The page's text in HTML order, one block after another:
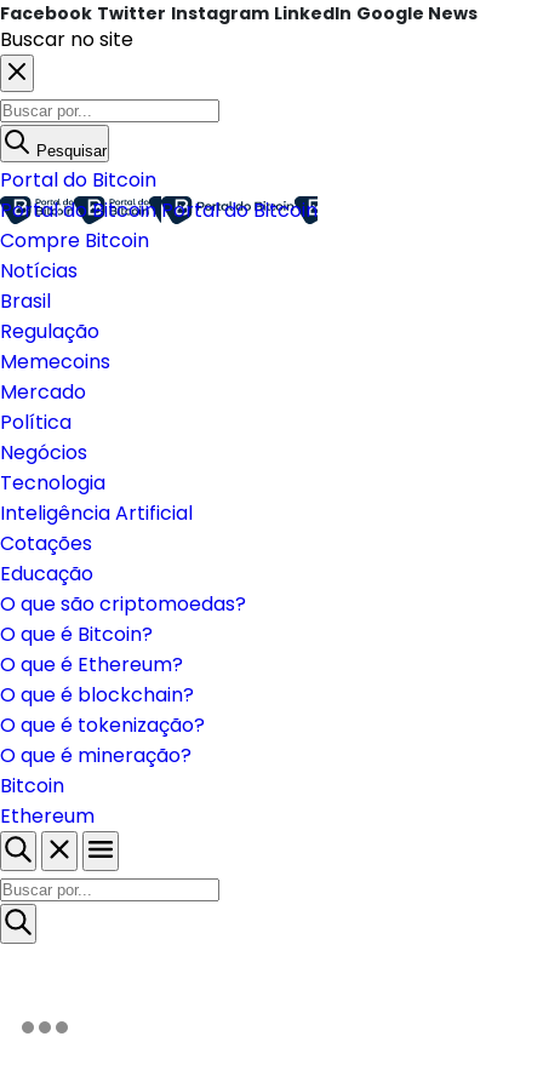
Facebook Twitter Instagram LinkedIn Google News
Buscar no site
Pesquisar
Portal do Bitcoin
Portal do BitcoinPortal do Bitcoin
Compre Bitcoin
Notícias
Brasil
Regulação
Memecoins
Mercado
Política
Negócios
Tecnologia
Inteligência Artificial
Cotações
Educação
O que são criptomoedas?
O que é Bitcoin?
O que é Ethereum?
O que é blockchain?
O que é tokenização?
O que é mineração?
Bitcoin
Ethereum